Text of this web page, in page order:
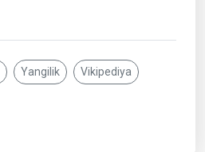
Yangilik Vikipediya